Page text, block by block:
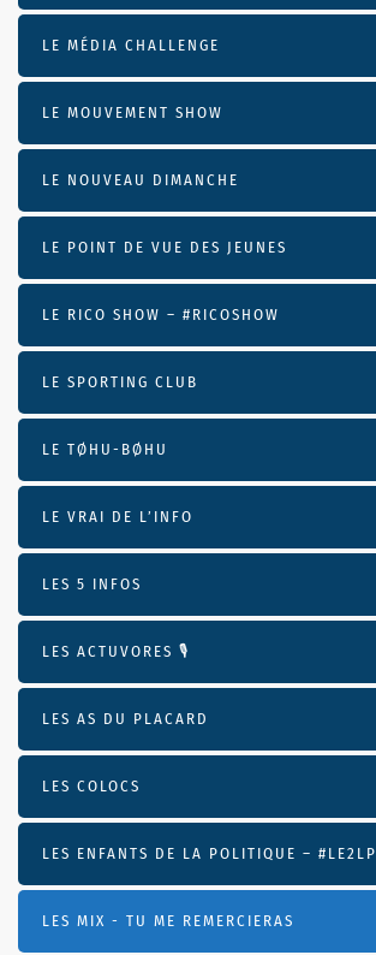
LE MÉDIA CHALLENGE
LE MOUVEMENT SHOW
LE NOUVEAU DIMANCHE
LE POINT DE VUE DES JEUNES
LE RICO SHOW – #RICOSHOW
LE SPORTING CLUB
LE TØHU-BØHU
LE VRAI DE L’INFO
LES 5 INFOS
LES ACTUVORES 🎙
LES AS DU PLACARD
LES COLOCS
LES ENFANTS DE LA POLITIQUE – #LE2LP
LES MIX - TU ME REMERCIERAS